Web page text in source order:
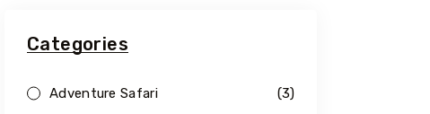
Categories
Adventure Safari (3)